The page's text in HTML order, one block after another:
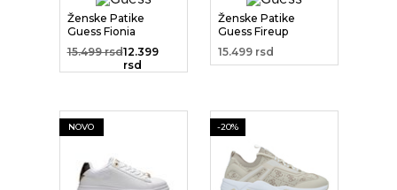
Ženske Patike
Guess Fionia
15.499 rsd12.399
rsd
Ženske Patike
Guess Fireup
15.499 rsd
NOVO -20%